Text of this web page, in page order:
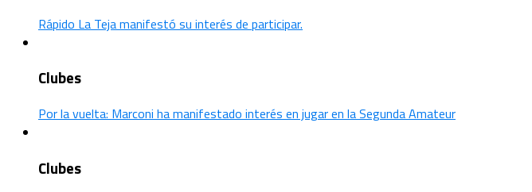
Rápido La Teja manifestó su interés de participar.
Clubes
Por la vuelta: Marconi ha manifestado interés en jugar en la Segunda Amateur
Clubes